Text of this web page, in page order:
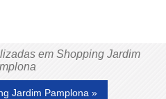
em Shopping Jardim
Jardim Pamplona »